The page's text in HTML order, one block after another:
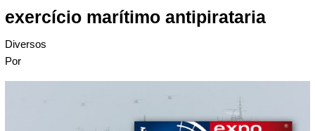
exercício marítimo antipirataria
Diversos
Por